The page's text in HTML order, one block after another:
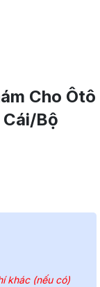
Cho Ôtô
Bộ
khác (nếu có)